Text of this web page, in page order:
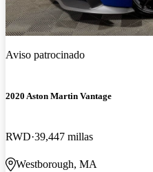
Aviso patrocinado
2020 Aston Martin Vantage
RWD 39,447 millas
Westborough, MA